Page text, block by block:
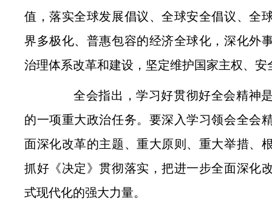
值，落实全球发展倡议、全球安全倡议、全
界多极化、普惠包容的经济全球化，深化外
治理体系改革和建设，坚定维护国家主权、安
全会指出，学习好贯彻好全会精神
的一项重大政治任务。要深入学习领会全会
面深化改革的主题、重大原则、重大举措、
抓好《决定》贯彻落实，把进一步全面深化
式现代化的强大力量。